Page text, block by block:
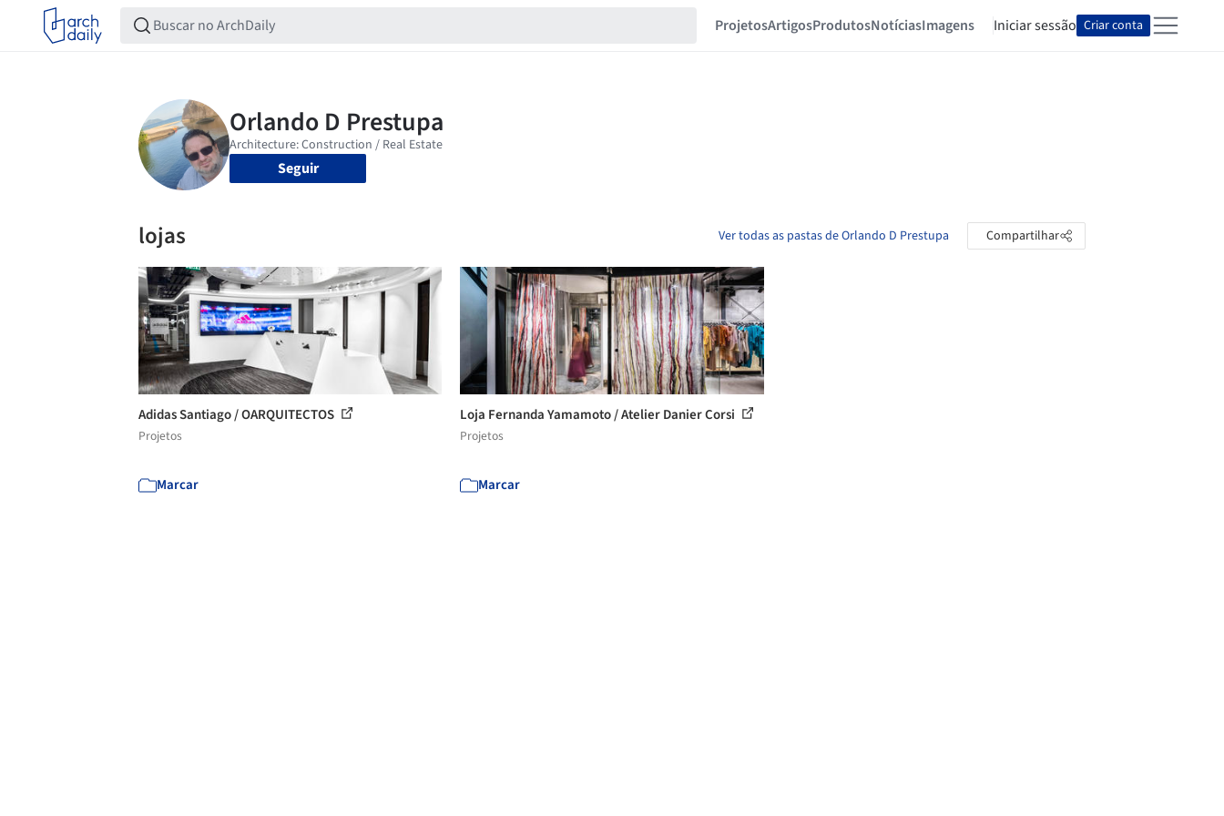
ProjetosArtigosProdutosNotíciasImagens Iniciar sessão Criar conta
Seguir
lojas Ver todas as pastas de Orlando D Prestupa Compartilhar
Adidas Santiago / OARQUITECTOS
Projetos
Marcar
Loja Fernanda Yamamoto / Atelier Danier Corsi
Projetos
Marcar